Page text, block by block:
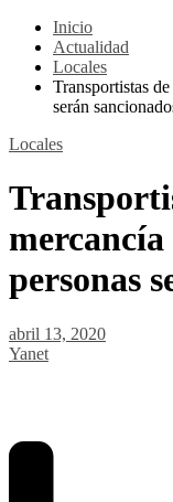
Inicio
Actualidad
Locales
Transportistas
serán
Locales
personas
abril 13, 2020
Yanet